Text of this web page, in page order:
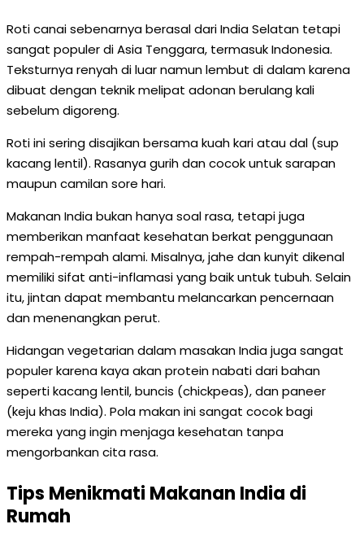
Roti canai sebenarnya berasal dari India Selatan tetapi
sangat populer di Asia Tenggara, termasuk Indonesia.
Teksturnya renyah di luar namun lembut di dalam karena
dibuat dengan teknik melipat adonan berulang kali
sebelum digoreng.
Roti ini sering disajikan bersama kuah kari atau dal (sup
kacang lentil). Rasanya gurih dan cocok untuk sarapan
maupun camilan sore hari.
Makanan India bukan hanya soal rasa, tetapi juga
memberikan manfaat kesehatan berkat penggunaan
rempah-rempah alami. Misalnya, jahe dan kunyit dikenal
memiliki sifat anti-inflamasi yang baik untuk tubuh. Selain
itu, jintan dapat membantu melancarkan pencernaan
dan menenangkan perut.
Hidangan vegetarian dalam masakan India juga sangat
populer karena kaya akan protein nabati dari bahan
seperti kacang lentil, buncis (chickpeas), dan paneer
(keju khas India). Pola makan ini sangat cocok bagi
mereka yang ingin menjaga kesehatan tanpa
mengorbankan cita rasa.
Tips Menikmati Makanan India di
Rumah